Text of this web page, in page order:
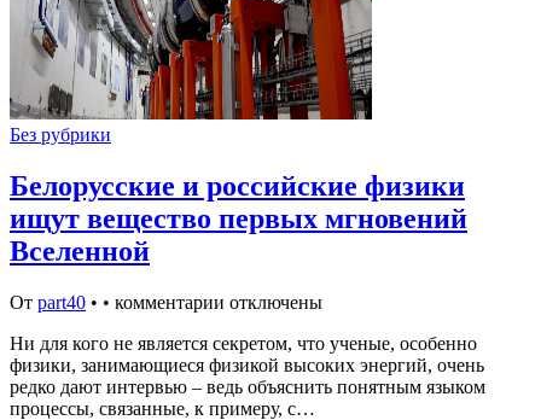
Без рубрики
Белорусские и российские физики
ищут вещество первых мгновений
Вселенной
От part40 • • комментарии отключены
Ни для кого не является секретом, что ученые, особенно
физики, занимающиеся физикой высоких энергий, очень
редко дают интервью – ведь объяснить понятным языком
процессы, связанные, к примеру, с…